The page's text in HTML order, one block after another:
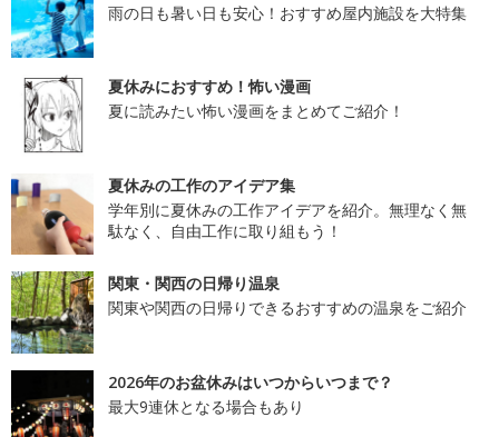
雨の日も暑い日も安心！おすすめ屋内施設を大特集
夏休みにおすすめ！怖い漫画
夏に読みたい怖い漫画をまとめてご紹介！
夏休みの工作のアイデア集
学年別に夏休みの工作アイデアを紹介。無理なく無
駄なく、自由工作に取り組もう！
関東・関西の日帰り温泉
関東や関西の日帰りできるおすすめの温泉をご紹介
2026年のお盆休みはいつからいつまで？
最大9連休となる場合もあり